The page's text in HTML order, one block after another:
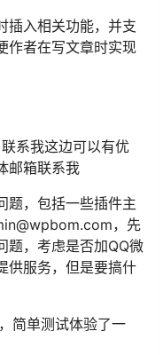
插入相关功能，并支
作者在写文章时实现
系我这边可以有优
邮箱联系我
题，包括一些插件主
，先
题，考虑是否加QQ微
供服务，但是要搞什
简单测试体验了一